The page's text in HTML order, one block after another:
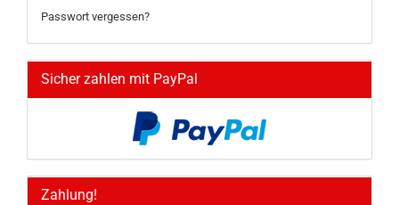
Passwort vergessen?
Sicher zahlen mit PayPal
Zahlung!